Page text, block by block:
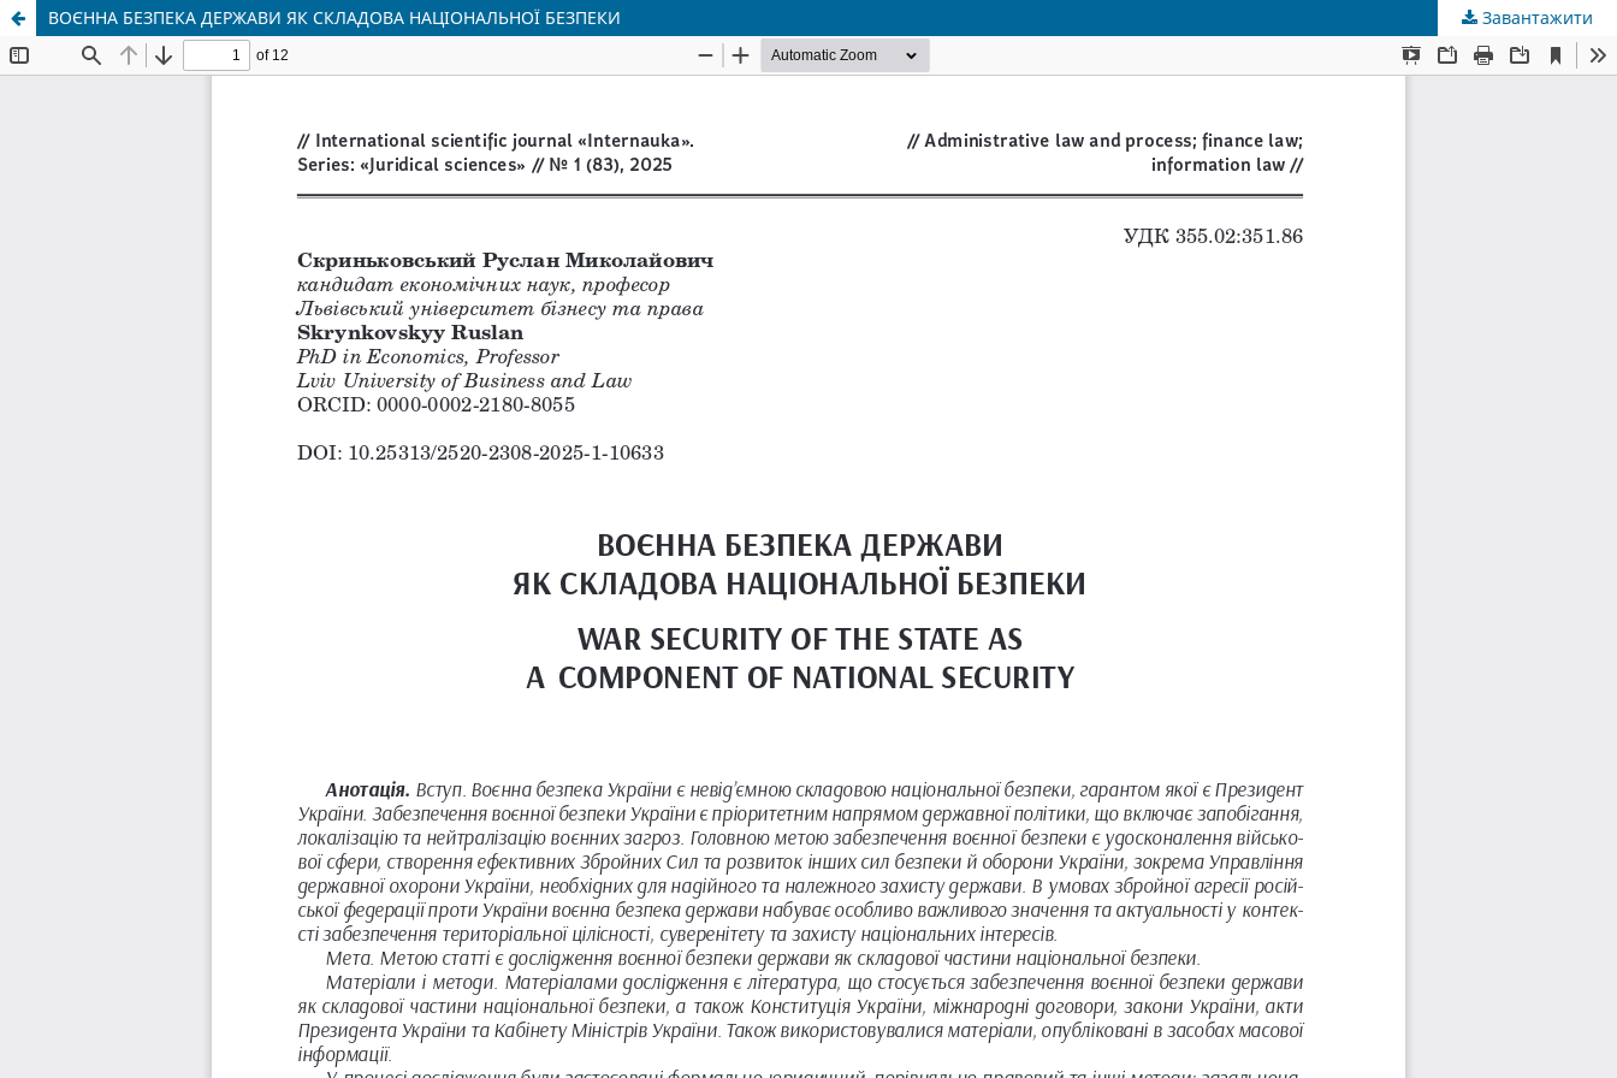
ВОЄННА БЕЗПЕКА ДЕРЖАВИ ЯК СКЛАДОВА НАЦІОНАЛЬНОЇ БЕЗПЕКИ Завантажити